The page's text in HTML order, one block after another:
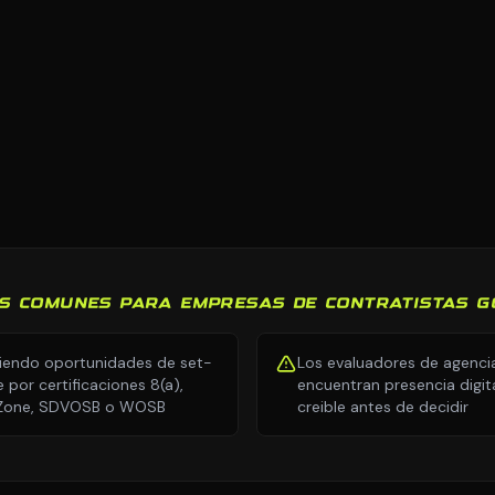
COMUNES PARA EMPRESAS DE CONTRATISTAS
oportunidades de set-
por certificaciones 8(a),
SDVOSB o WOSB
Los evaluadores de
encuentran presencia
creible antes de decidir